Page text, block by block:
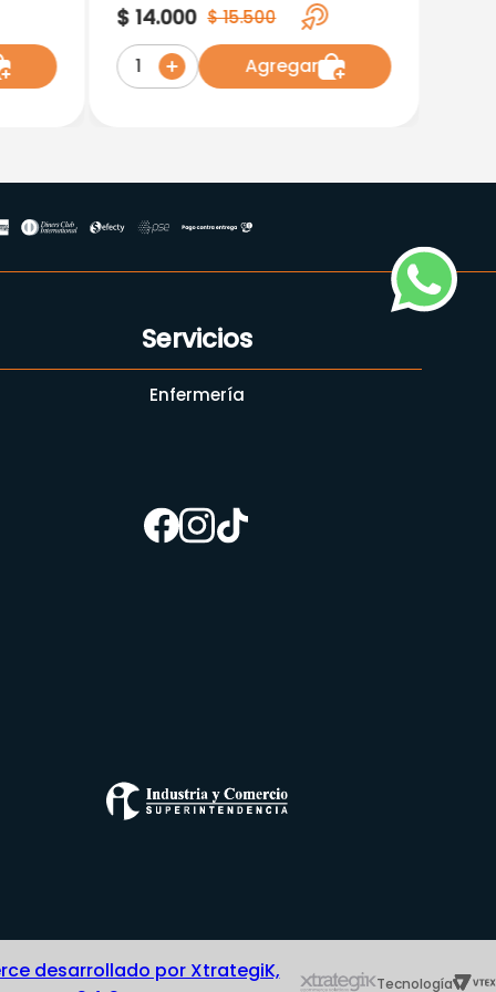
$ 14.000 $15.500
1 Agregar
Servicios
Enfermería
desarrollado por XtrategiK,
Tecnología